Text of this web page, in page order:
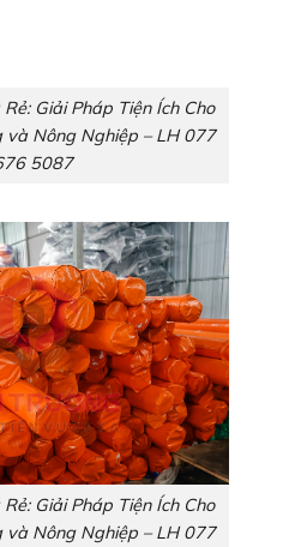
Giải Pháp Tiện Ích Cho
và Nông Nghiệp – LH 077
5087
Giải Pháp Tiện Ích Cho
và Nông Nghiệp – LH 077